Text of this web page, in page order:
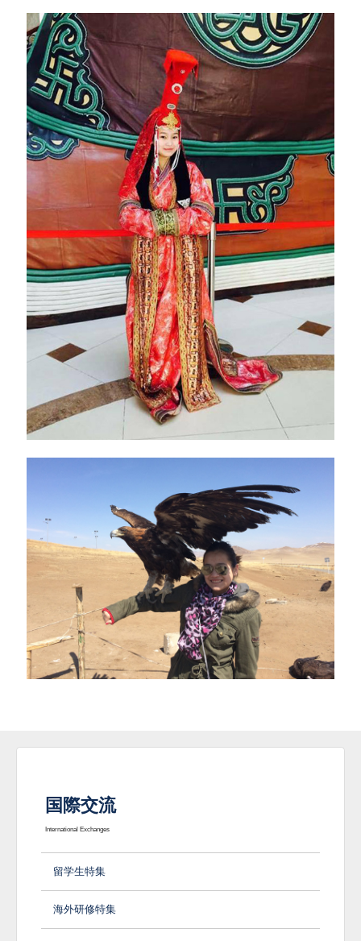
国際交流
International Exchanges
留学生特集
海外研修特集